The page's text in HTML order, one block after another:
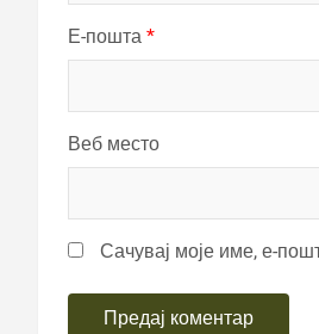
Е-пошта *
Веб место
Сачувај моје име, е-